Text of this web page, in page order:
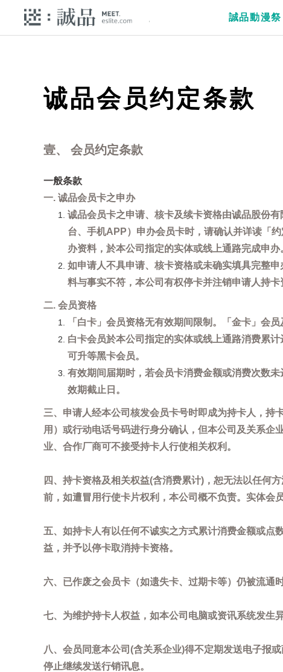
誠品動漫祭
诚品会员约定条款
壹、 会员约定条款
一般条款
一. 诚品会员卡之申办
诚品会员卡之申请、核卡及续卡资格由诚品股份
台、手机APP）申办会员卡时，请确认并详读「
办资料，於本公司指定的实体或线上通路完成申
如申请人不具申请、核卡资格或未确实填具完整
料与事实不符，本公司有权停卡并注销申请人持卡
二. 会员资格
「白卡」会员资格无有效期间限制。「金卡」会
白卡会员於本公司指定的实体或线上通路消费累
可升等黑卡会员。
有效期间届期时，若会员卡消费金额或消费次数
效期截止日。
三、申请人经本公司核发会员卡号时即成为持卡人，持
用）或行动电话号码进行身分确认，但本公司及关系
业、合作厂商可不接受持卡人行使相关权利。
四、持卡资格及相关权益(含消费累计)，恕无法以任何
前，如遭冒用行使卡片权利，本公司概不负责。实体会
五、如持卡人有以任何不诚实之方式累计消费金额或点
益，并予以停卡取消持卡资格。
六、已作废之会员卡（如遗失卡、过期卡等）仍被流通
七、为维护持卡人权益，如本公司电脑或资讯系统发生
八、会员同意本公司(含关系企业)得不定期发送电子报
停止继续发送行销讯息。